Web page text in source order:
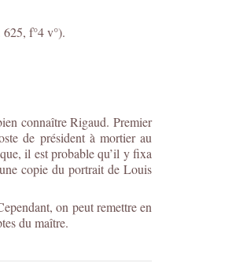
f°4 v°).
connaître Rigaud. Premier
de président à mortier au
il est probable qu’il y fixa
copie du portrait de Louis
on peut remettre en
du maître.